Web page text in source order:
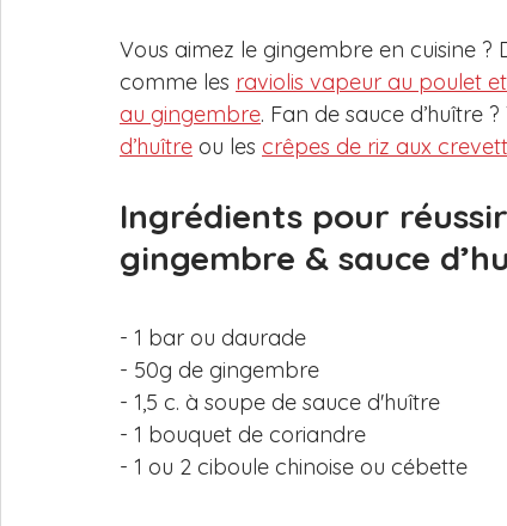
Vous aimez le gingembre en cuisine
comme les raviolis vapeur au poulet
au gingembre. Fan de sauce d’huître
d’huître ou les crêpes de riz aux
Ingrédients pour
gingembre & sauce
- 1 bar ou daurade
- 50g de gingembre
- 1,5 c. à soupe de sauce d'huître
- 1 bouquet de coriandre
- 1 ou 2 ciboule chinoise ou cébette